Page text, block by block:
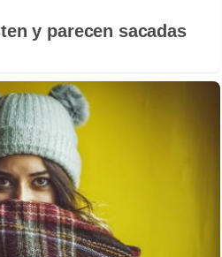
y parecen sacadas